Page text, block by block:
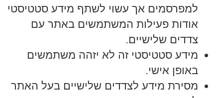
למפרסמים אך עשוי לשתף מידע סטטיסטי
אודות פעילות המשתמשים באתר עם
צדדים שלישיים.
מידע סטטיסטי זה לא יזהה משתמשים
באופן אישי.
מסירת מידע לצדדים שלישיים בעל האתר